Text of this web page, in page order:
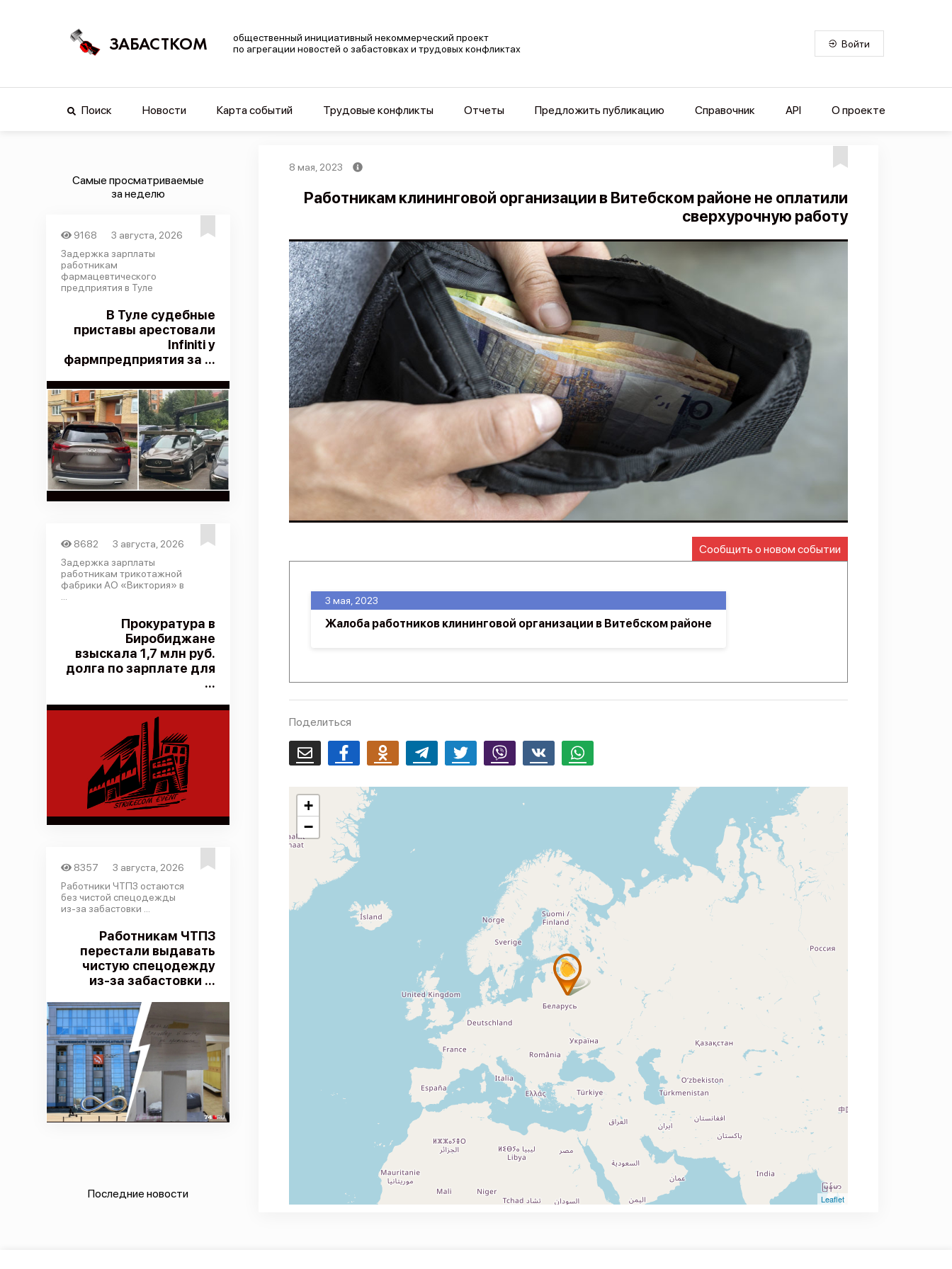
ЗАБАСТКОМ
общественный инициативный некоммерческий проект
по агрегации новостей о забастовках и трудовых конфликтах
Войти
Поиск Новости Карта событий Трудовые конфликты Отчеты Предложить публикацию Справочник API О проекте
Самые просматриваемые
за неделю
9168
3 августа, 2026
Задержка зарплаты
работникам
фармацевтического
предприятия в Туле
В Туле судебные
приставы арестовали
Infiniti у
фармпредприятия за ...
8682
3 августа, 2026
Задержка зарплаты
работникам трикотажной
фабрики АО «Виктория» в
Прокуратура в
Биробиджане
взыскала 1,7 млн руб.
долга по зарплате для
...
8357
3 августа, 2026
Работники ЧТПЗ остаются
без чистой спецодежды
из-за забастовки ...
Работникам ЧТПЗ
перестали выдавать
чистую спецодежду
из-за забастовки ...
Последние новости
8 мая, 2023
Работникам клининговой организации в Витебском районе не оплатили
сверхурочную работу
Сообщить о новом событии
3 мая, 2023
Жалоба работников клининговой организации в Витебском районе
Поделиться
Email FacebookOdnoklassnikiTelegram Twitter Viber Whatsapp
+
−
Leaflet